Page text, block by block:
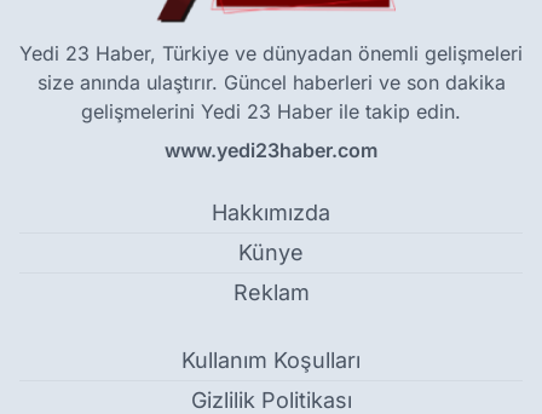
Yedi 23 Haber, Türkiye ve dünyadan önemli gelişmeleri
size anında ulaştırır. Güncel haberleri ve son dakika
gelişmelerini Yedi 23 Haber ile takip edin.
www.yedi23haber.com
Hakkımızda
Künye
Reklam
Kullanım Koşulları
Gizlilik Politikası